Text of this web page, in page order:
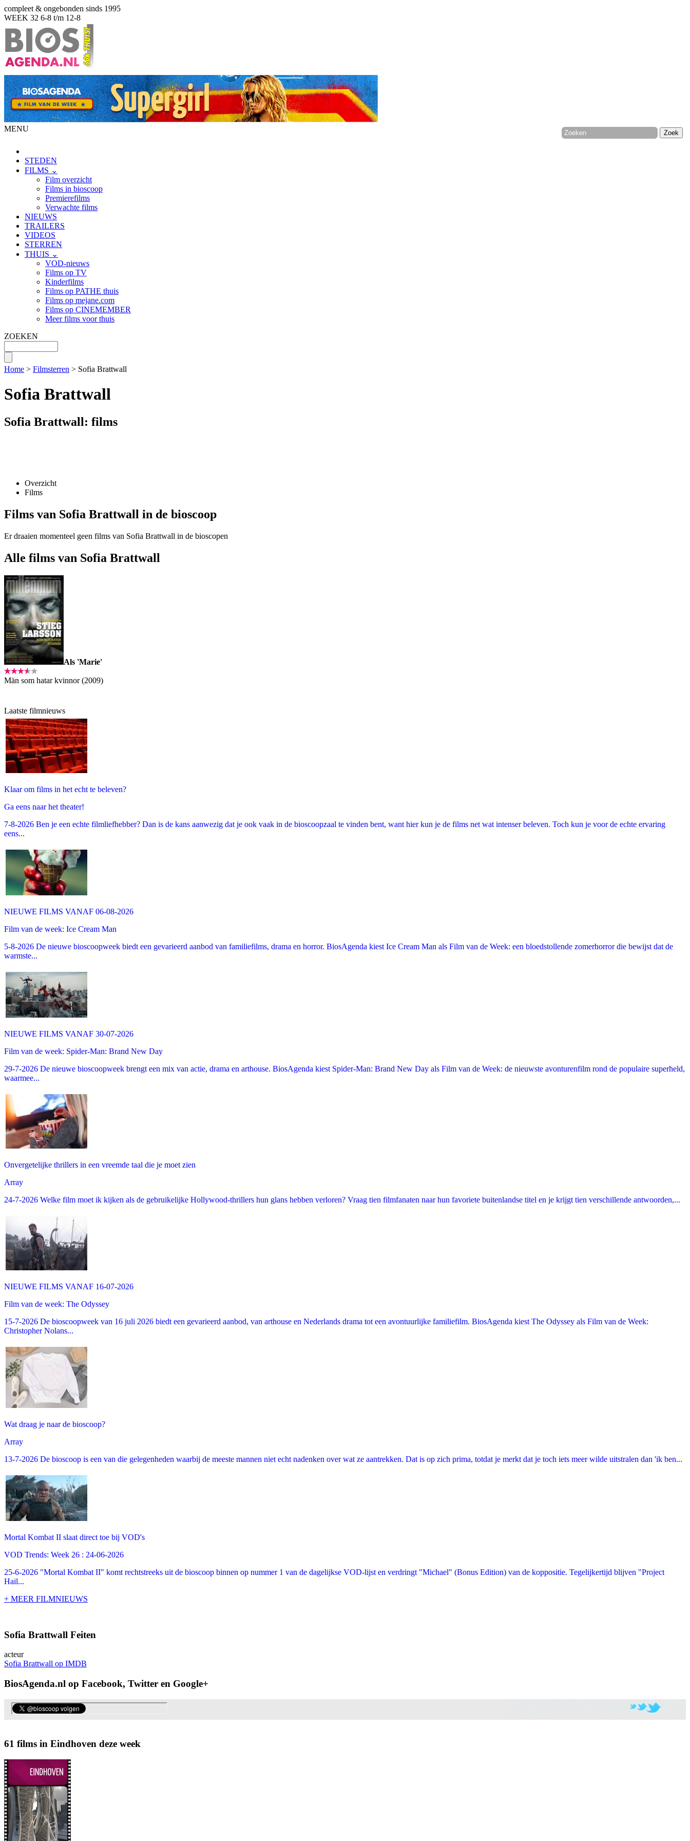
compleet & ongebonden sinds 1995
WEEK 32 6-8 t/m 12-8
MENU
STEDEN
FILMS ⌄
Film overzicht
Films in bioscoop
Premierefilms
Verwachte films
NIEUWS
TRAILERS
VIDEOS
STERREN
THUIS ⌄
VOD-nieuws
Films op TV
Kinderfilms
Films op PATHE thuis
Films op mejane.com
Films op CINEMEMBER
Meer films voor thuis
ZOEKEN
Home > Filmsterren > Sofia Brattwall
Sofia Brattwall
Sofia Brattwall: films
Overzicht
Films
Films van Sofia Brattwall in de bioscoop
Er draaien momenteel geen films van Sofia Brattwall in de bioscopen
Alle films van Sofia Brattwall
Als 'Marie'
Män som hatar kvinnor (2009)
Laatste filmnieuws
Klaar om films in het echt te beleven?
Ga eens naar het theater!
7-8-2026 Ben je een echte filmliefhebber? Dan is de kans aanwezig dat je ook vaak in de bioscoopzaal te vinden bent, want hier kun je de films net wat intenser beleven. Toch kun je voor de echte ervaring
eens...
NIEUWE FILMS VANAF 06-08-2026
Film van de week: Ice Cream Man
5-8-2026 De nieuwe bioscoopweek biedt een gevarieerd aanbod van familiefilms, drama en horror. BiosAgenda kiest Ice Cream Man als Film van de Week: een bloedstollende zomerhorror die bewijst dat de
warmste...
NIEUWE FILMS VANAF 30-07-2026
Film van de week: Spider-Man: Brand New Day
29-7-2026 De nieuwe bioscoopweek brengt een mix van actie, drama en arthouse. BiosAgenda kiest Spider-Man: Brand New Day als Film van de Week: de nieuwste avonturenfilm rond de populaire superheld,
waarmee...
Onvergetelijke thrillers in een vreemde taal die je moet zien
Array
24-7-2026 Welke film moet ik kijken als de gebruikelijke Hollywood-thrillers hun glans hebben verloren? Vraag tien filmfanaten naar hun favoriete buitenlandse titel en je krijgt tien verschillende antwoorden,...
NIEUWE FILMS VANAF 16-07-2026
Film van de week: The Odyssey
15-7-2026 De bioscoopweek van 16 juli 2026 biedt een gevarieerd aanbod, van arthouse en Nederlands drama tot een avontuurlijke familiefilm. BiosAgenda kiest The Odyssey als Film van de Week:
Christopher Nolans...
Wat draag je naar de bioscoop?
Array
13-7-2026 De bioscoop is een van die gelegenheden waarbij de meeste mannen niet echt nadenken over wat ze aantrekken. Dat is op zich prima, totdat je merkt dat je toch iets meer wilde uitstralen dan 'ik ben...
Mortal Kombat II slaat direct toe bij VOD's
VOD Trends: Week 26 : 24-06-2026
25-6-2026 "Mortal Kombat II" komt rechtstreeks uit de bioscoop binnen op nummer 1 van de dagelijkse VOD-lijst en verdringt "Michael" (Bonus Edition) van de koppositie. Tegelijkertijd blijven "Project
Hail...
+ MEER FILMNIEUWS
Sofia Brattwall Feiten
acteur
Sofia Brattwall op IMDB
BiosAgenda.nl op Facebook, Twitter en Google+
61 films in Eindhoven deze week